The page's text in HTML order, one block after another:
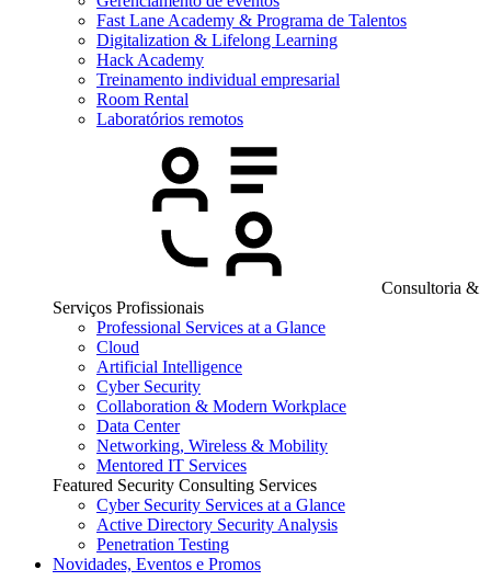
Fast Lane Academy & Programa de Talentos
Digitalization & Lifelong Learning
Hack Academy
Treinamento individual empresarial
Room Rental
Laboratórios remotos
Consultoria &
Serviços Profissionais
Professional Services at a Glance
Cloud
Artificial Intelligence
Cyber Security
Collaboration & Modern Workplace
Data Center
Networking, Wireless & Mobility
Mentored IT Services
Featured Security Consulting Services
Cyber Security Services at a Glance
Active Directory Security Analysis
Penetration Testing
Novidades, Eventos e Promos